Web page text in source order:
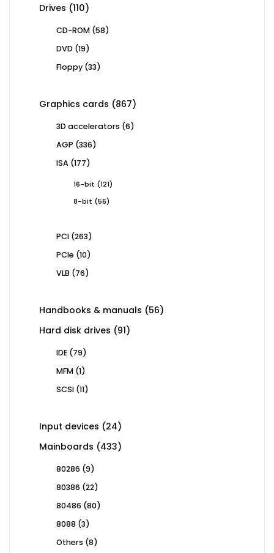
Drives 110110
CD-ROM 5858
DVD 1919
Floppy 3333
Graphics cards 867867
3D accelerators 66
AGP 336336
ISA 177177
16-bit 121121
8-bit
5656
PCI 263263
PCIe 1010
VLB 7676
Handbooks & manuals 5656
Hard disk drives 9191
IDE 7979
MFM 11
SCSI 1111
Input devices 2424
Mainboards 433433
80286 99
80386 2222
80486 8080
8088 33
Others 88